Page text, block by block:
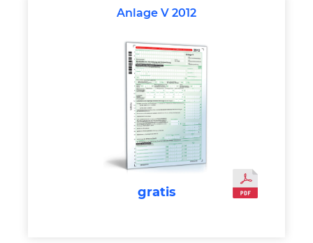
Anlage V 2012
gratis